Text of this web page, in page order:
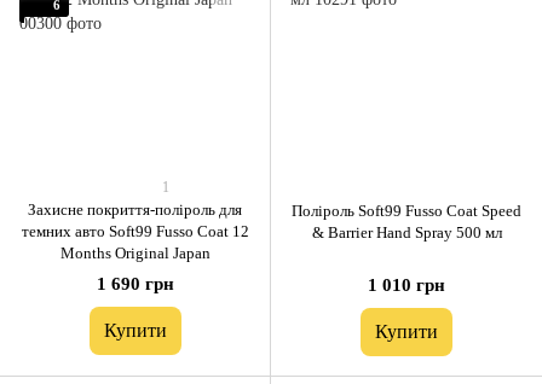
6
1
Захисне покриття-поліроль для
темних авто Soft99 Fusso Coat 12
Months Original Japan
1 690 грн
Купити
Поліроль Soft99 Fusso Coat Speed
& Barrier Hand Spray 500 мл
1 010 грн
Купити